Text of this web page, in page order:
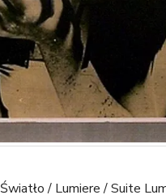
Światło / Lumiere / Suite